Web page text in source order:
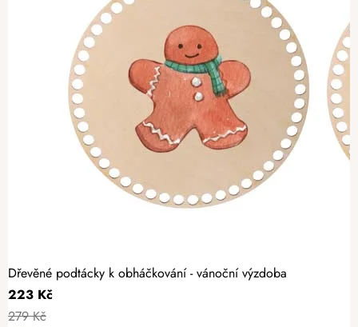
Dřevěné podtácky k obháčkování - vánoční výzdoba
223 Kč
279 Kč